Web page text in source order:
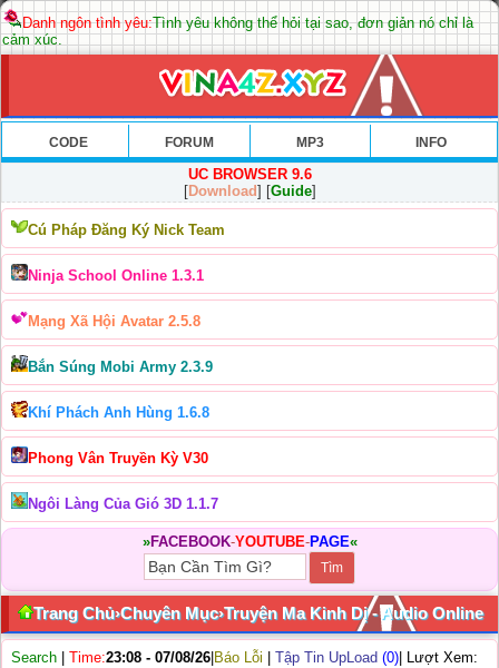
Danh ngôn tình yêu:Tình yêu không thể hỏi tại sao, đơn giản nó chỉ là
cảm xúc.
CODE FORUM MP3 INFO
UC BROWSER 9.6
[Download] [Guide]
Cú Pháp Đăng Ký Nick Team
Ninja School Online 1.3.1
Mạng Xã Hội Avatar 2.5.8
Bắn Súng Mobi Army 2.3.9
Khí Phách Anh Hùng 1.6.8
Phong Vân Truyền Kỳ V30
Ngôi Làng Của Gió 3D 1.1.7
»FACEBOOK-YOUTUBE-PAGE«
Trang Chủ›Chuyên Mục›Truyện Ma Kinh Dị - Audio Online
Search Time:23:08 - 07/08/26 Báo Lỗi Tập Tin UpLoad (0) | Lượt Xem: